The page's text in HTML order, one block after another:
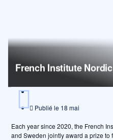
French Institute
Publié le 18 mai
Each year since 2020, the French
and Sweden jointly award a prize